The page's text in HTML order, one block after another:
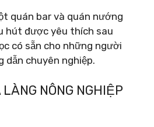
quán bar và quán nướng
hút được yêu thích sau
có sẵn cho những người
dẫn chuyên nghiệp.
LÀNG NÔNG NGHIỆP